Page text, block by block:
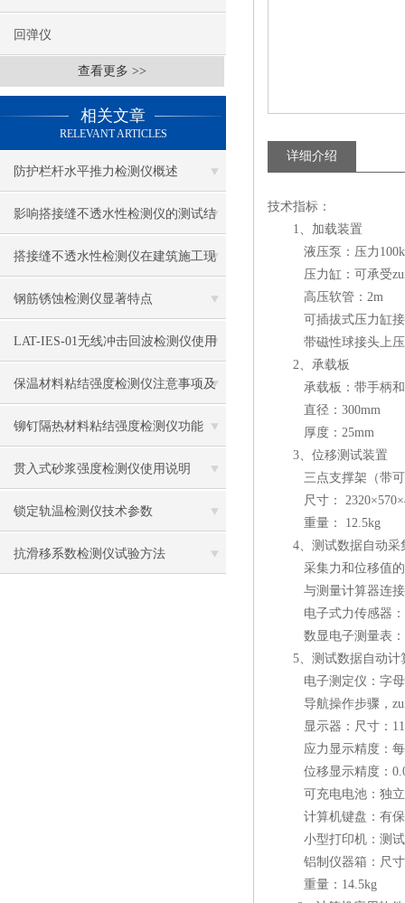
回弹仪
查看更多 >>
相关文章
RELEVANT ARTICLES
防护栏杆水平推力检测仪概述
影响搭接缝不透水性检测仪的测试结
果的因素有哪些？
搭接缝不透水性检测仪在建筑施工现
场中的应用
钢筋锈蚀检测仪显著特点
LAT-IES-01无线冲击回波检测仪使用
操作方法
保温材料粘结强度检测仪注意事项及
保养
铆钉隔热材料粘结强度检测仪功能
贯入式砂浆强度检测仪使用说明
锁定轨温检测仪技术参数
抗滑移系数检测仪试验方法
详细介绍
技术指标：
1、加载装置
液压泵：压力
压力缸：可承受zui
高压软管：2m
可插拔式压力缸接长
带磁性球接头上压
2、承载板
承载板：带手柄和
直径：300mm
厚度：25mm
3、位移测试装置
三点支撑架（带可伸
尺寸：
重量： 12.5kg
4、测试数据自动采
采集力和位移值的
与测量计算器连接,
电子式力传感器：
数显电子测量表： 量
5、测试数据自动计
电子测定仪：字母数
导航操作步骤，zui
显示器：尺寸：
应力显示精度：每
位移显示精度：
可充电电池：独立工
计算机键盘：有保
小型打印机：测试完
铝制仪器箱：尺寸：
重量：14.5kg